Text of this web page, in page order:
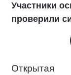
Участники
проверили
Открытая